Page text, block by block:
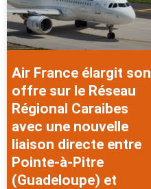
Air France élargit son
offre sur le Réseau
Régional Caraibes
avec une nouvelle
liaison directe entre
Pointe-à-Pitre
(Guadeloupe) et